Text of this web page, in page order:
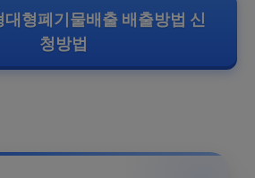
대형폐기물배출 배출방법 신
청방법